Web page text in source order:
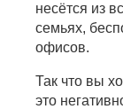
несётся из
семьях,
офисов.
Так что вы
это